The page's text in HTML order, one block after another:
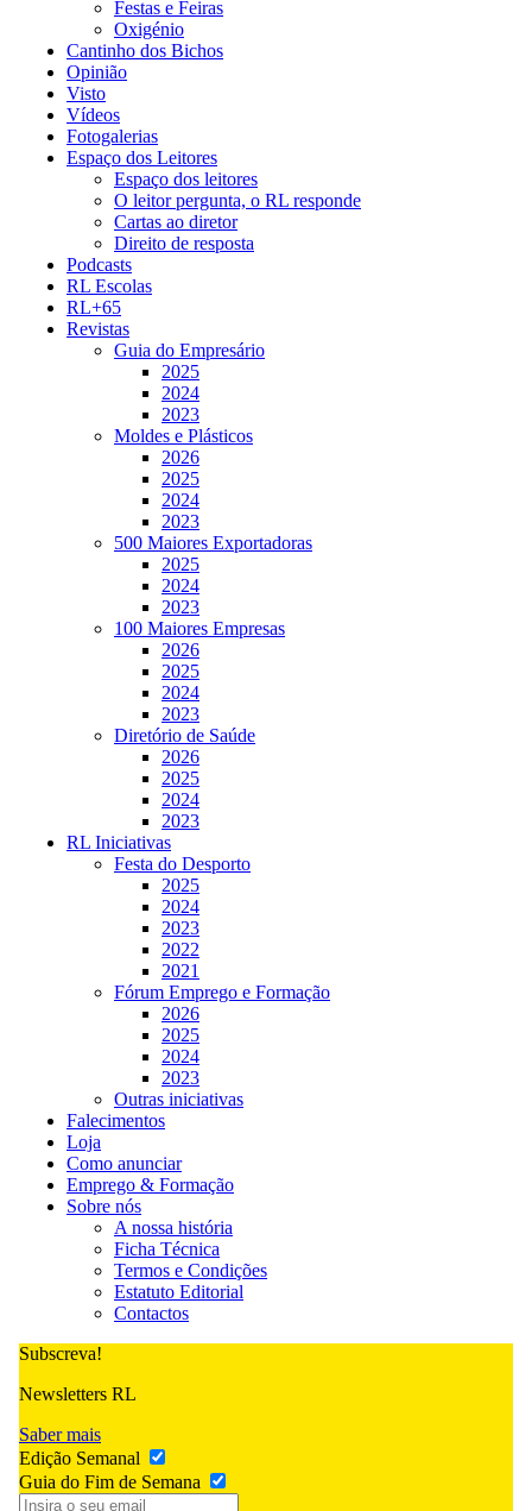
Festas e Feiras
Oxigénio
Cantinho dos Bichos
Opinião
Visto
Vídeos
Fotogalerias
Espaço dos Leitores
Espaço dos leitores
O leitor pergunta, o RL responde
Cartas ao diretor
Direito de resposta
Podcasts
RL Escolas
RL+65
Revistas
Guia do Empresário
2025
2024
2023
Moldes e Plásticos
2026
2025
2024
2023
500 Maiores Exportadoras
2025
2024
2023
100 Maiores Empresas
2026
2025
2024
2023
Diretório de Saúde
2026
2025
2024
2023
RL Iniciativas
Festa do Desporto
2025
2024
2023
2022
2021
Fórum Emprego e Formação
2026
2025
2024
2023
Outras iniciativas
Falecimentos
Loja
Como anunciar
Emprego & Formação
Sobre nós
A nossa história
Ficha Técnica
Termos e Condições
Estatuto Editorial
Contactos
Subscreva!
Newsletters RL
Saber mais
Edição Semanal
Guia do Fim de Semana